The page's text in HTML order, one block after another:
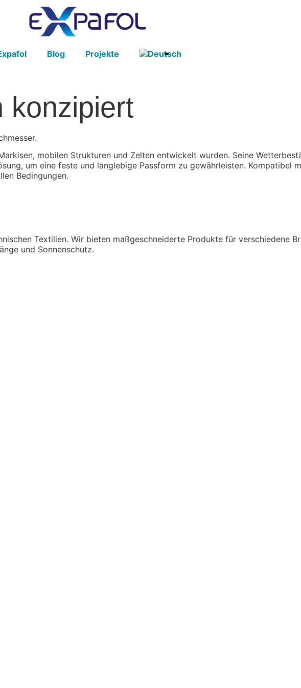
Blog Projekte
konzipiert
mobilen Strukturen und Zelten entwickelt wurden. Seine
um eine feste und langlebige Passform zu gewährleisten. Kompatibel
Bedingungen.
Textilien. Wir bieten maßgeschneiderte Produkte für verschiedene
und Sonnenschutz.